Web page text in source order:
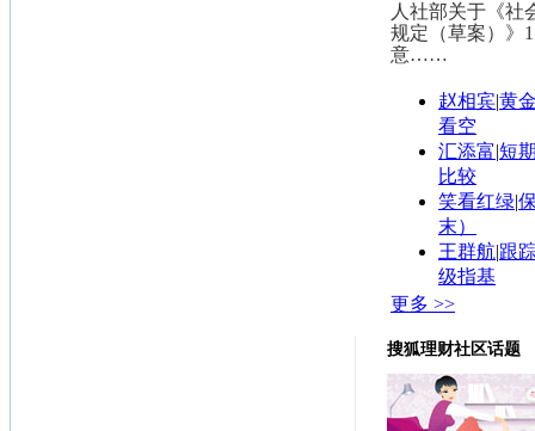
人社部关于《社
规定（草案）》
意……
赵相宾|黄
看空
汇添富|短
比较
笑看红绿|
末）
王群航|跟
级指基
更多 >>
搜狐理财社区话题